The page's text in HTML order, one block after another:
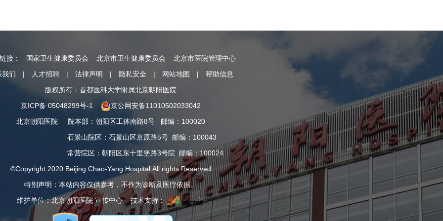
接： 国家卫生健康委员会 北京市卫生健康委员会
北京市医院管理中心
我们
| 人才招聘 | 法律声明 | 隐私安全 | 网站地图 |
帮助信息
版权所有：首都医科大学附属北京朝阳医院
京ICP备 05048299号-1
京公网安备11010502033042
北京朝阳医院
院本部 ： 朝阳区工体南路8号 邮编：100020
石景山院区 ： 石景山区京原路5号 邮编：100043
常营院区 ： 朝阳区东十里堡路3号院 邮编：100024
©Copyright 2020 Beijing Chao-Yang Hospital.All rights Reserved
特别声明：本站内容仅供参考，不作为诊断及医疗依据。
维护单位：北京朝阳医院 宣传中心 技术支持：